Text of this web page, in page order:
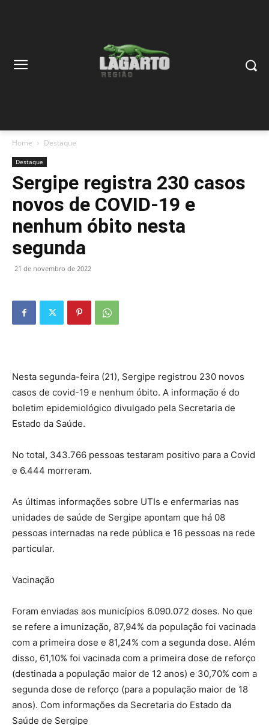
Home Destaque
Destaque
Sergipe registra 230 casos
novos de COVID-19 e
nenhum óbito nesta
segunda
21 de novembro de 2022
Nesta segunda-feira (21), Sergipe registrou 230 novos
casos de covid-19 e nenhum óbito. A informação é do
boletim epidemiológico divulgado pela Secretaria de
Estado da Saúde.
No total, 343.766 pessoas testaram positivo para a Covid
e 6.444 morreram.
As últimas informações sobre UTIs e enfermarias nas
unidades de saúde de Sergipe apontam que há 08
pessoas internadas na rede pública e 16 pessoas na rede
particular.
Vacinação
Foram enviadas aos municípios 6.090.072 doses. No que
se refere a imunização, 87,94% da população foi vacinada
com a primeira dose e 81,24% com a segunda dose. Além
disso, 61,10% foi vacinada com a primeira dose de reforço
(destinada a população maior de 12 anos) e 30,70% com a
segunda dose de reforço (para a população maior de 18
anos). Com informações da Secretaria do Estado da
Saúde de Sergipe